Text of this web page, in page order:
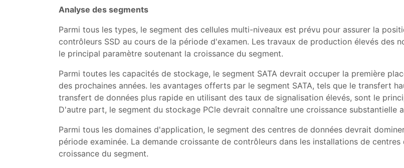
Analyse des segments
Parmi tous les types, le segment des cellules multi-niveaux est prévu pour assurer la
contrôleurs SSD au cours de la période d'examen. Les travaux de production élevés des
le principal paramètre soutenant la croissance du segment.
Parmi toutes les capacités de stockage, le segment SATA devrait occuper la première
des prochaines années. les avantages offerts par le segment SATA, tels que le transfert
transfert de données plus rapide en utilisant des taux de signalisation élevés, sont le
D'autre part, le segment du stockage PCle devrait connaître une croissance substantielle
Parmi tous les domaines d'application, le segment des centres de données devrait
période examinée. La demande croissante de contrôleurs dans les installations de
croissance du segment.